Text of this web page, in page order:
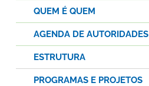
QUEM É QUEM
AGENDA DE AUTORIDADES
ESTRUTURA
PROGRAMAS E PROJETOS